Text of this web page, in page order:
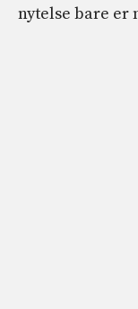
nytelse bare er